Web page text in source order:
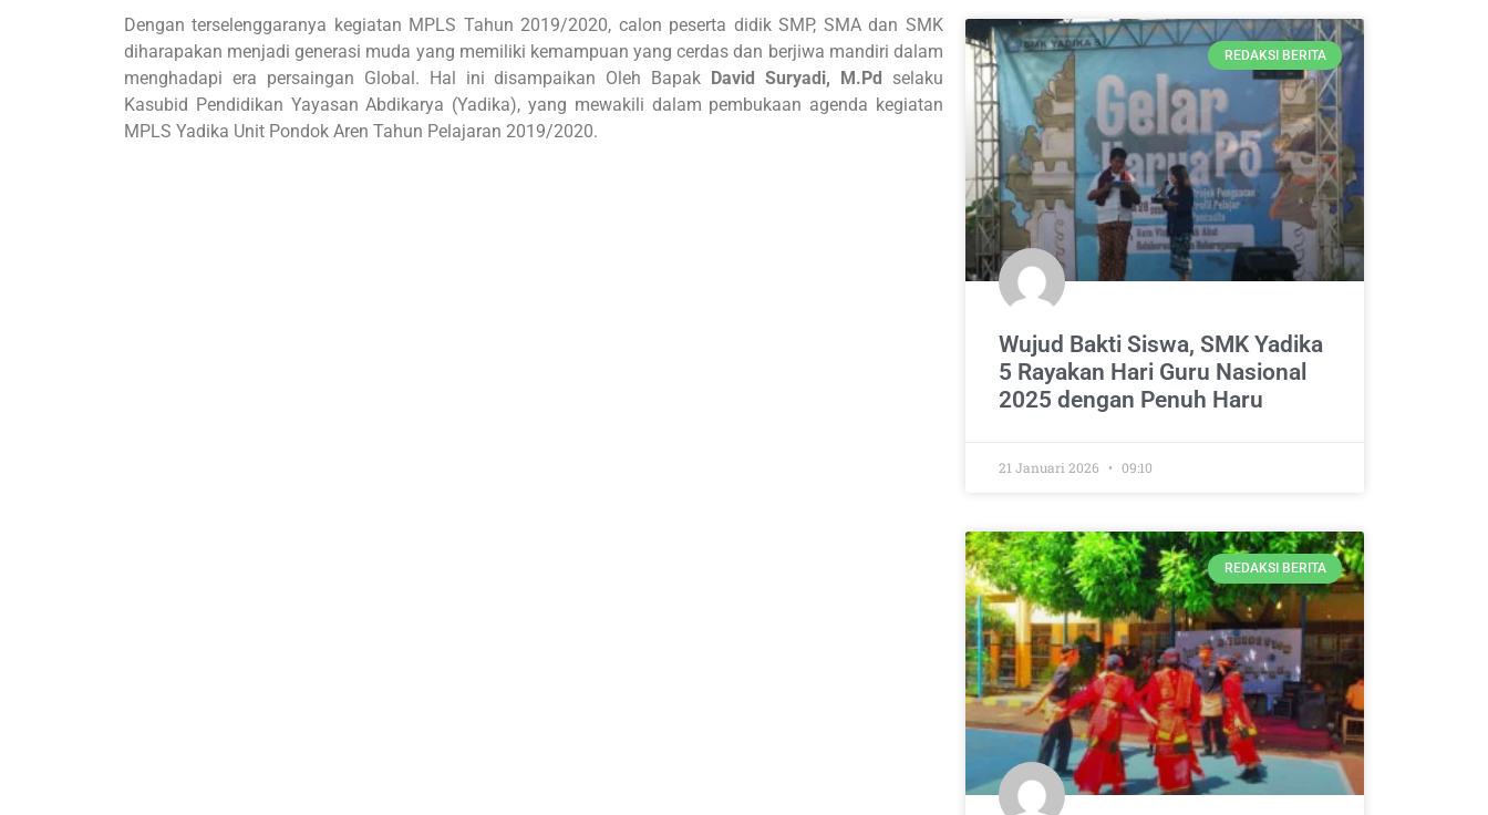
Dengan terselenggaranya kegiatan MPLS Tahun 2019/2020, calon peserta didik SMP, SMA dan SMK
diharapakan menjadi generasi muda yang memiliki kemampuan yang cerdas dan berjiwa mandiri dalam
menghadapi era persaingan Global. Hal ini disampaikan Oleh Bapak
David Suryadi, M.Pd
selaku
Kasubid Pendidikan Yayasan Abdikarya (Yadika), yang mewakili dalam pembukaan agenda kegiatan
MPLS Yadika Unit Pondok Aren Tahun Pelajaran 2019/2020.
REDAKSI BERITA
Wujud Bakti Siswa, SMK Yadika
5 Rayakan Hari Guru Nasional
2025 dengan Penuh Haru
21 Januari 2026 09:10
REDAKSI BERITA